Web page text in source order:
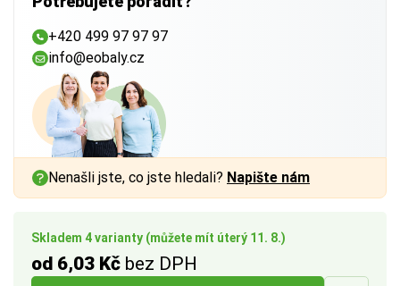
Skladem 4 varianty (můžete mít úterý 11. 8.)
od 6,03 Kč bez DPH
+420 499 97 97 97
info@eobaly.cz
Nenašli jste, co jste hledali? Napište nám